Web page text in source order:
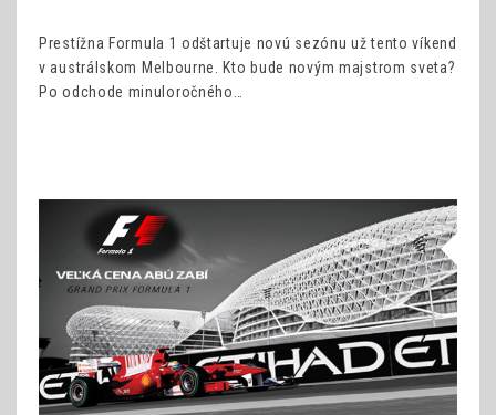
Prestížna Formula 1 odštartuje novú sezónu už tento víkend
v austrálskom Melbourne. Kto bude novým majstrom sveta?
Po odchode minuloročného…